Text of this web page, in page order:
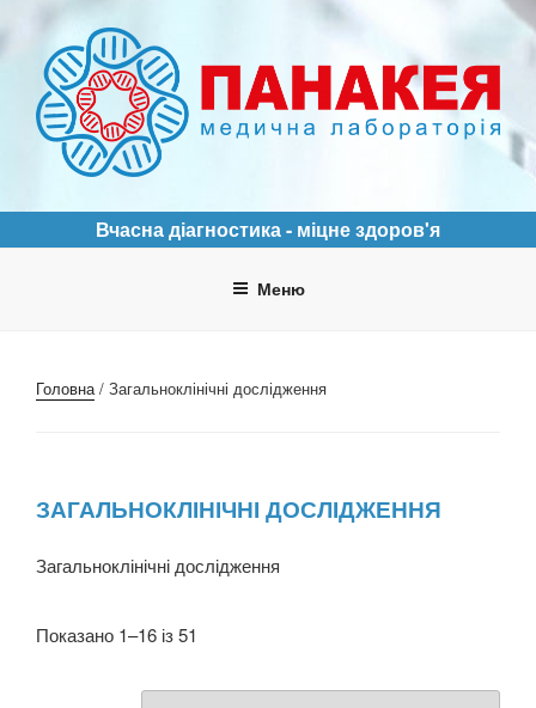
вмісту
ПАНАКЕЯ
Вчасна діагностика - міцне здоров'я
Меню
Головна/ Загальноклінічні дослідження
ЗАГАЛЬНОКЛІНІЧНІ ДОСЛІДЖЕННЯ
Загальноклінічні дослідження
Показано 1–16 із 51